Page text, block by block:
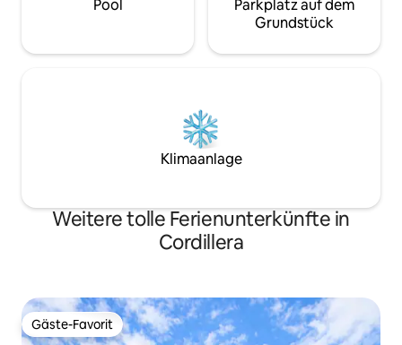
Pool
Parkplatz auf dem
Grundstück
Klimaanlage
Weitere tolle Ferienunterkünfte in
Cordillera
Gäste-Favorit
Gäste-Favorit